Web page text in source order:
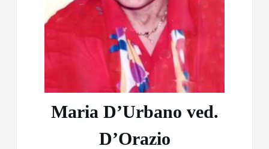
Maria D’Urbano ved.
D’Orazio